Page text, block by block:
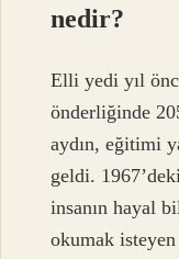
nedir?
Elli yedi yıl
önderliğinde
aydın, eğitimi
geldi.
insanın hayal
okumak